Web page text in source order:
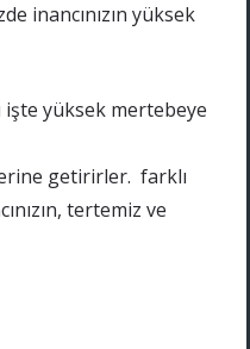
inancınızın yüksek
yüksek mertebeye
getirirler. farklı
tertemiz ve